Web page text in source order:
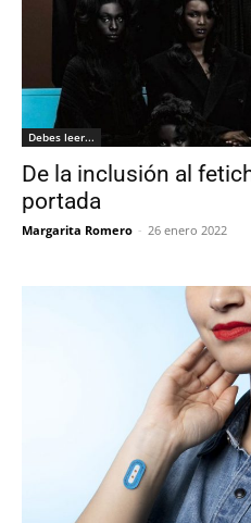
Debes leer...
De la inclusión al
portada
Margarita Romero - 26 enero 2022